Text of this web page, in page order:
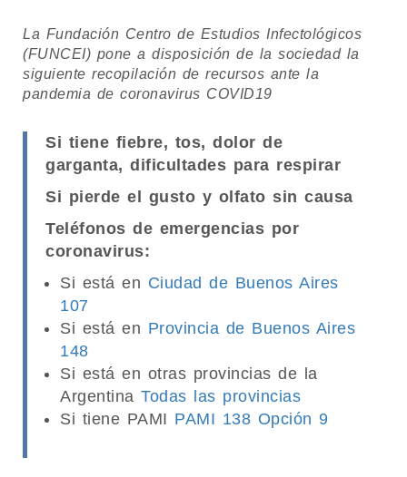
La Fundación Centro de Estudios Infectológicos
(FUNCEI) pone a disposición de la sociedad la
siguiente recopilación de recursos ante la
pandemia de coronavirus COVID19
Si tiene fiebre, tos, dolor de
garganta, dificultades para respirar
Si pierde el gusto y olfato sin causa
Teléfonos de emergencias por
coronavirus:
Si está en Ciudad de Buenos Aires
107
Si está en Provincia de Buenos Aires
148
Si está en otras provincias de la
Argentina Todas las provincias
Si tiene PAMI PAMI 138 Opción 9